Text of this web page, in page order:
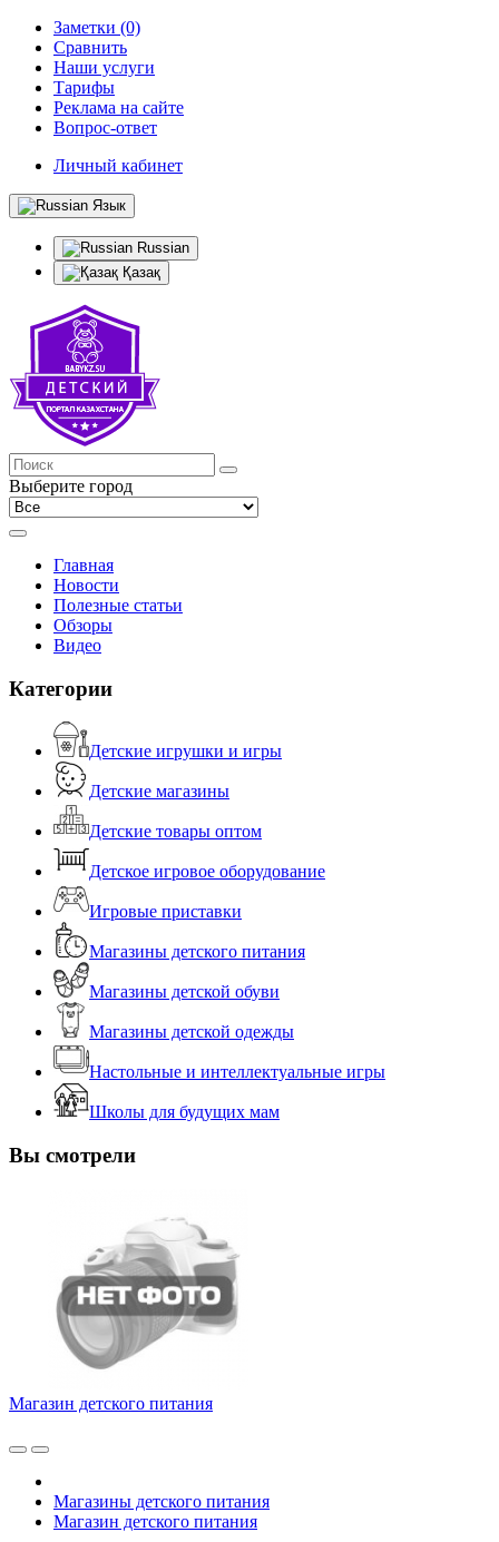
Заметки (0)
Сравнить
Наши услуги
Тарифы
Реклама на сайте
Вопрос-ответ
Личный кабинет
Язык
Russian
Қазақ
Выберите город
Главная
Новости
Полезные статьи
Обзоры
Видео
Категории
Детские игрушки и игры
Детские магазины
Детские товары оптом
Детское игровое оборудование
Игровые приставки
Магазины детского питания
Магазины детской обуви
Магазины детской одежды
Настольные и интеллектуальные игры
Школы для будущих мам
Вы смотрели
Магазин детского питания
Магазины детского питания
Магазин детского питания